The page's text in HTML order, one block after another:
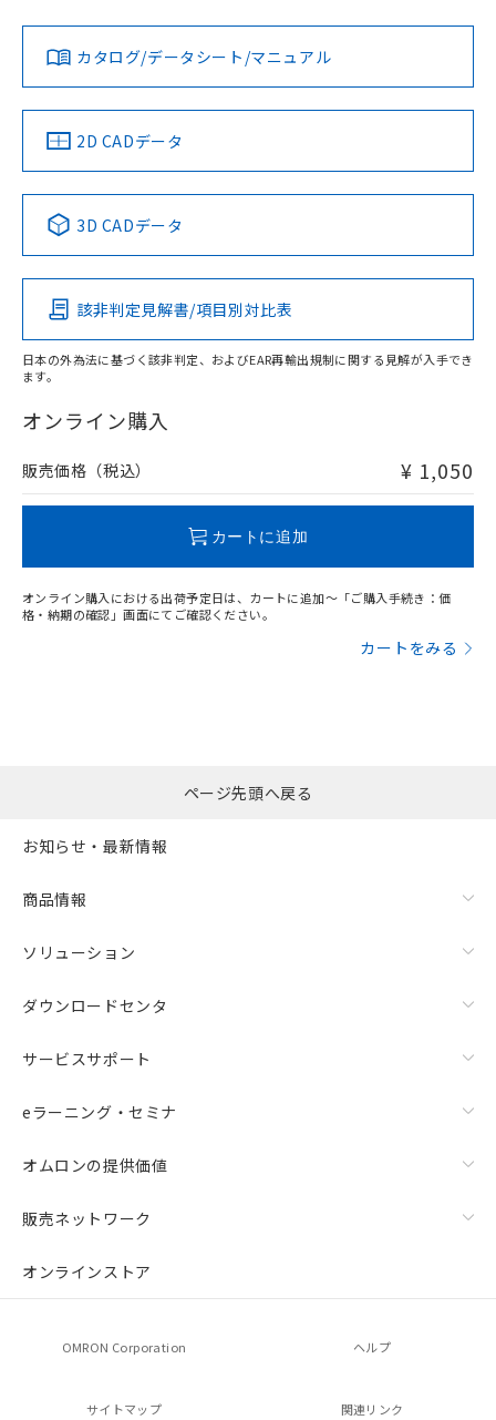
対応済み
中国 RoHS 注意事項・凡例
Pb Hg Cd Cr(VI)
O
在庫等で未対応品が混在する可能性があります。
問い合わせください。
LR型式承認
（イギリス
船舶規格）
DNV型式承認
（ノルウェー
BV型式承認
（フランス
KR型式
（韓国
No No No No
この製品の規格認証/適合状況ページへ
その他の認証はこちらのページからご検索ください
カタログ/データシート/マニュアル
2D CADデータ
3D CADデータ
該非判定見解書/項目別対比表
日本の外為法に基づく該非判定、およびEAR再輸出規制に関する見解が入手でき
ます。
オンライン購入
販売価格（税込） ¥ 1,050
カートに追加
オンライン購入における出荷予定日は、カートに追加～「ご購入手続き：価
格・納期の確認」画面にてご確認ください。
カートをみる
り、2022年1月12日より割愛しておりま
す。
ページ先頭へ戻る
お知らせ・最新情報
商品情報
ソリューション
ダウンロードセンタ
サービスサポート
eラーニング・セミナ
オムロンの提供価値
販売ネットワーク
オンラインストア
OMRON Corporation ヘルプ
サイトマップ 関連リンク